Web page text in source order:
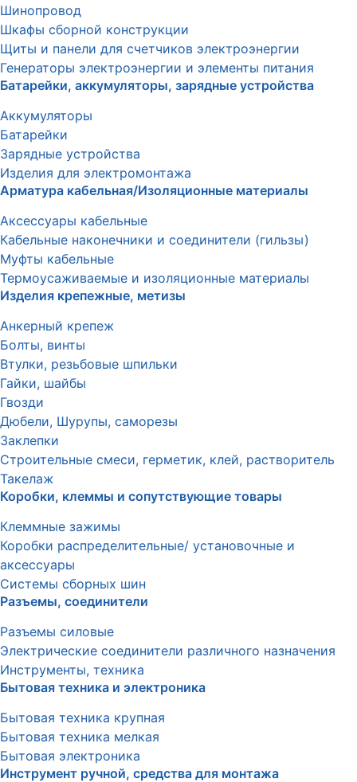
Шинопровод
Шкафы сборной конструкции
Щиты и панели для счетчиков электроэнергии
Генераторы электроэнергии и элементы питания
Батарейки, аккумуляторы, зарядные устройства
Аккумуляторы
Батарейки
Зарядные устройства
Изделия для электромонтажа
Арматура кабельная/Изоляционные материалы
Аксессуары кабельные
Кабельные наконечники и соединители (гильзы)
Муфты кабельные
Термоусаживаемые и изоляционные материалы
Изделия крепежные, метизы
Анкерный крепеж
Болты, винты
Втулки, резьбовые шпильки
Гайки, шайбы
Гвозди
Дюбели, Шурупы, саморезы
Заклепки
Строительные смеси, герметик, клей, растворитель
Такелаж
Коробки, клеммы и сопутствующие товары
Клеммные зажимы
Коробки распределительные/ установочные и
аксессуары
Системы сборных шин
Разъемы, соединители
Разъемы силовые
Электрические соединители различного назначения
Инструменты, техника
Бытовая техника и электроника
Бытовая техника крупная
Бытовая техника мелкая
Бытовая электроника
Инструмент ручной, средства для монтажа